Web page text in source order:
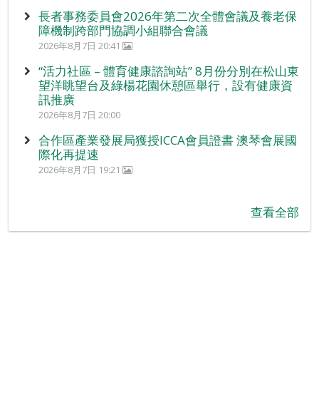
長者事務委員會2026年第二次全體會議及養老保
障機制跨部門協調小組聯合會議
2026年8月7日 20:41
“活力社區 – 體育健康諮詢站” 8月份分別在松山東
望洋眺望台及綠楊花園休憩區舉行，設有健康資
訊推廣
2026年8月7日 20:00
合作區產業發展局獲授ICCA會員證書 澳琴會展國
際化再提速
2026年8月7日 19:21
查看全部